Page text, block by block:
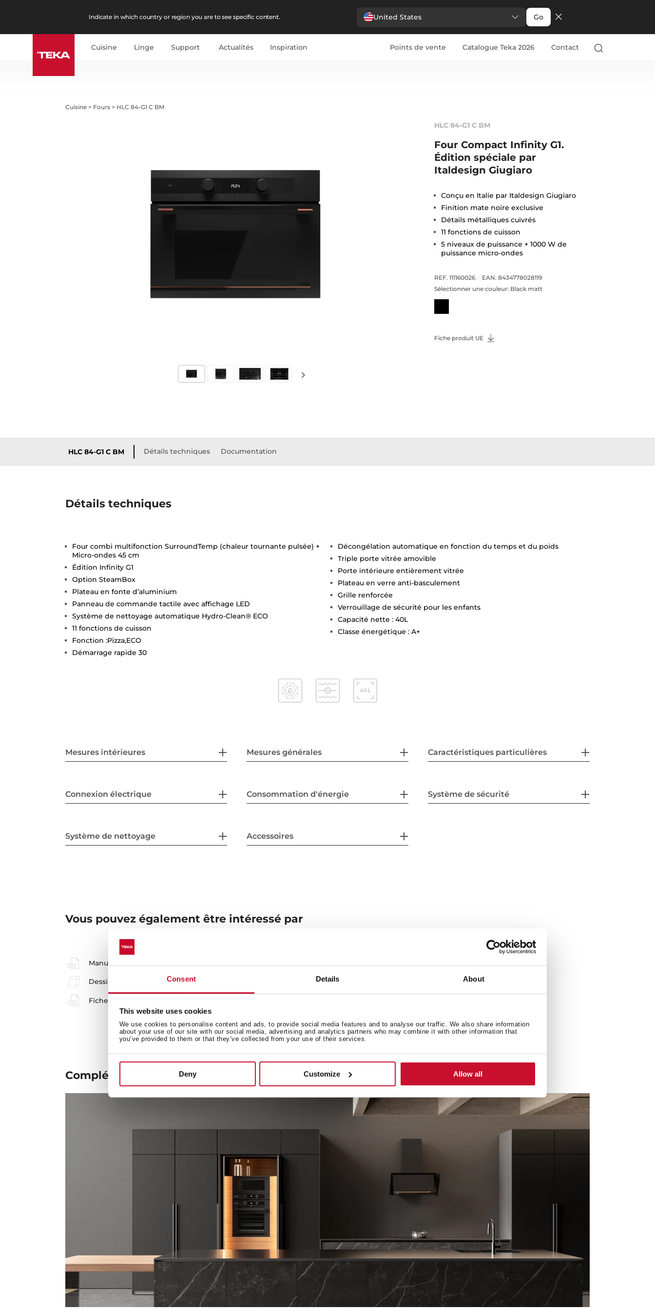
Consent Details About
This website uses cookies
We use cookies to personalise content and ads, to provide social media features and to analyse our traffic. We also share information
about your use of our site with our social media, advertising and analytics partners who may combine it with other information that
you’ve provided to them or that they’ve collected from your use of their services.
Deny Customize Allow all
Indicate in which country or region you are to see specific content. United States Go
Cuisine Linge Support Actualités Inspiration Points de vente Catalogue Teka 2026 Contact
Cuisine > Fours > HLC 84-G1 C BM
HLC 84-G1 C BM
Four Compact Infinity G1.
Édition spéciale par
Italdesign Giugiaro
Conçu en Italie par Italdesign Giugiaro
Finition mate noire exclusive
Détails métalliques cuivrés
11 fonctions de cuisson
5 niveaux de puissance + 1000 W de
puissance micro-ondes
REF. 111160026
EAN. 8434778028119
Sélectionner une couleur: Black matt
Fiche produit UE
HLC 84-G1 C BM Détails techniques Documentation
Détails techniques
Four combi multifonction SurroundTemp (chaleur tournante pulsée) +
Micro-ondes 45 cm
Édition Infinity G1
Option SteamBox
Plateau en fonte d’aluminium
Panneau de commande tactile avec affichage LED
Système de nettoyage automatique Hydro-Clean® ECO
11 fonctions de cuisson
Fonction :Pizza,ECO
Démarrage rapide 30
Décongélation automatique en fonction du temps et du poids
Triple porte vitrée amovible
Porte intérieure entièrement vitrée
Plateau en verre anti-basculement
Grille renforcée
Verrouillage de sécurité pour les enfants
Capacité nette : 40L
Classe énergétique : A+
Mesures intérieures Mesures générales Caractéristiques particulières
Connexion électrique Consommation d'énergie Système de sécurité
Système de nettoyage Accessoires
Vous pouvez également être intéressé par
Manuels
Dessin technique Images haute résolution
Fiche produit UE
Compléter votre environnement